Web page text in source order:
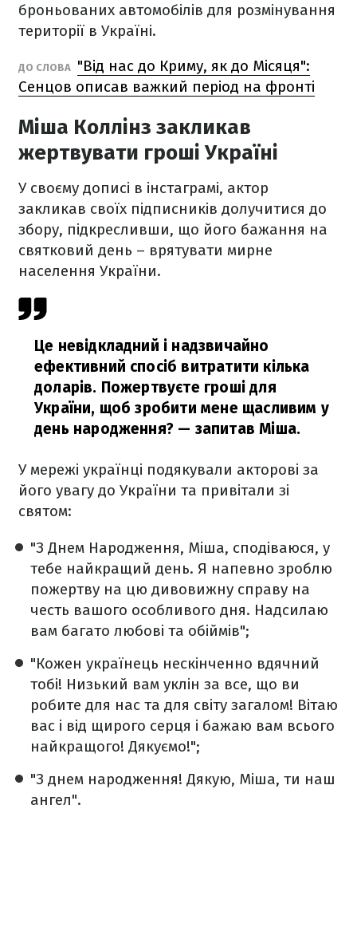
броньованих автомобілів для розмінування
території в Україні.
ДО СЛОВА "Від нас до Криму, як до Місяця":
Сенцов описав важкий період на фронті
Міша Коллінз закликав
жертвувати гроші Україні
У своєму дописі в інстаграмі, актор
закликав своїх підписників долучитися до
збору, підкресливши, що його бажання на
святковий день – врятувати мирне
населення України.
Це невідкладний і надзвичайно
ефективний спосіб витратити кілька
доларів. Пожертвуєте гроші для
України, щоб зробити мене щасливим у
день народження? — запитав Міша.
У мережі українці подякували акторові за
його увагу до України та привітали зі
святом:
"З Днем Народження, Міша, сподіваюся, у
тебе найкращий день. Я напевно зроблю
пожертву на цю дивовижну справу на
честь вашого особливого дня. Надсилаю
вам багато любові та обіймів";
"Кожен українець нескінченно вдячний
тобі! Низький вам уклін за все, що ви
робите для нас та для світу загалом! Вітаю
вас і від щирого серця і бажаю вам всього
найкращого! Дякуємо!";
"З днем народження! Дякую, Міша, ти наш
ангел".